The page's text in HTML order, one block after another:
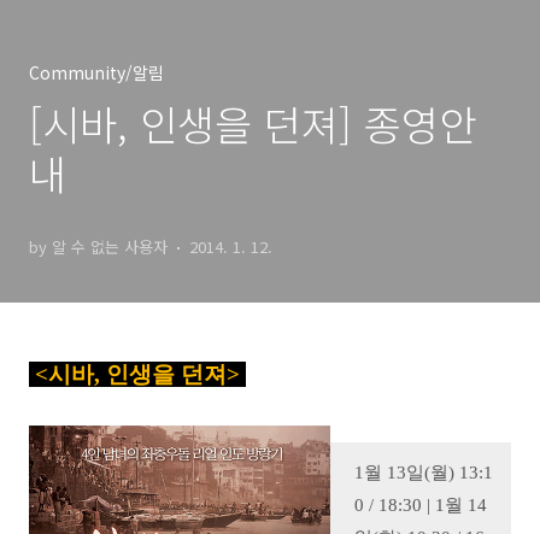
Community/알림
[시바, 인생을 던져] 종영안
내
by 알 수 없는 사용자 2014. 1. 12.
<시바, 인생을 던져 >
1월 13일(월) 13:1
0 / 18:30 | 1월 14